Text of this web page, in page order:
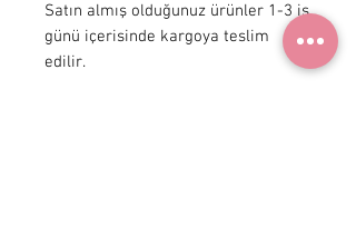
Satın almış olduğunuz ürünler 1-3 iş
günü içerisinde kargoya teslim
edilir.